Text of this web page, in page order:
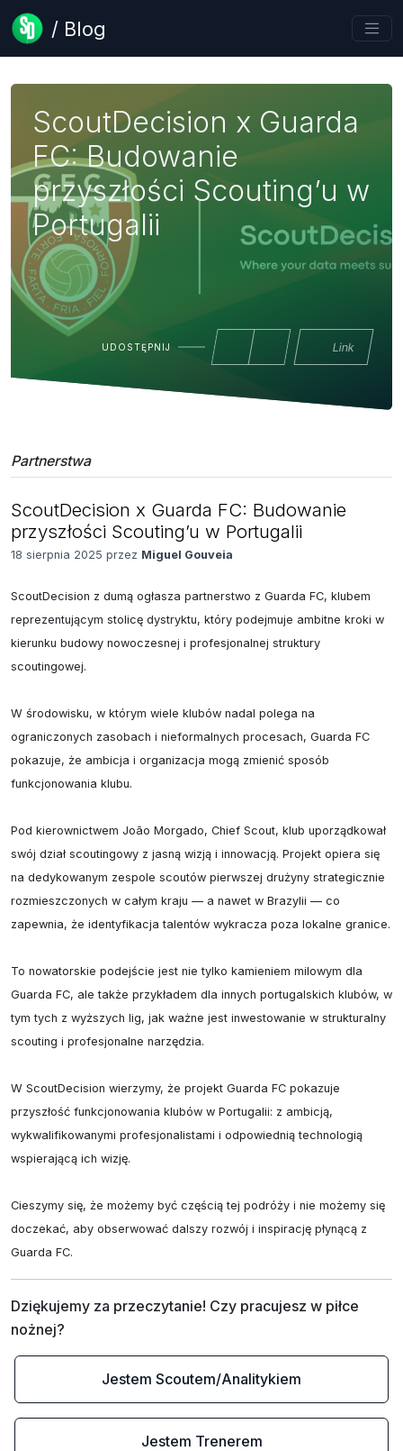
/ Blog
ScoutDecision x Guarda
FC: Budowanie
przyszłości Scouting’u w
Portugalii
UDOSTĘPNIJ Link
Partnerstwa
ScoutDecision x Guarda FC: Budowanie
przyszłości Scouting’u w Portugalii
18 sierpnia 2025 przez Miguel Gouveia
ScoutDecision z dumą ogłasza partnerstwo z Guarda FC, klubem
reprezentującym stolicę dystryktu, który podejmuje ambitne kroki w
kierunku budowy nowoczesnej i profesjonalnej struktury
scoutingowej.
W środowisku, w którym wiele klubów nadal polega na
ograniczonych zasobach i nieformalnych procesach, Guarda FC
pokazuje, że ambicja i organizacja mogą zmienić sposób
funkcjonowania klubu.
Pod kierownictwem João Morgado, Chief Scout, klub uporządkował
swój dział scoutingowy z jasną wizją i innowacją. Projekt opiera się
na dedykowanym zespole scoutów pierwszej drużyny strategicznie
rozmieszczonych w całym kraju — a nawet w Brazylii — co
zapewnia, że identyfikacja talentów wykracza poza lokalne granice.
To nowatorskie podejście jest nie tylko kamieniem milowym dla
Guarda FC, ale także przykładem dla innych portugalskich klubów, w
tym tych z wyższych lig, jak ważne jest inwestowanie w strukturalny
scouting i profesjonalne narzędzia.
W ScoutDecision wierzymy, że projekt Guarda FC pokazuje
przyszłość funkcjonowania klubów w Portugalii: z ambicją,
wykwalifikowanymi profesjonalistami i odpowiednią technologią
wspierającą ich wizję.
Cieszymy się, że możemy być częścią tej podróży i nie możemy się
doczekać, aby obserwować dalszy rozwój i inspirację płynącą z
Guarda FC.
Dziękujemy za przeczytanie! Czy pracujesz w piłce
nożnej?
Jestem Scoutem/Analitykiem
Jestem Trenerem